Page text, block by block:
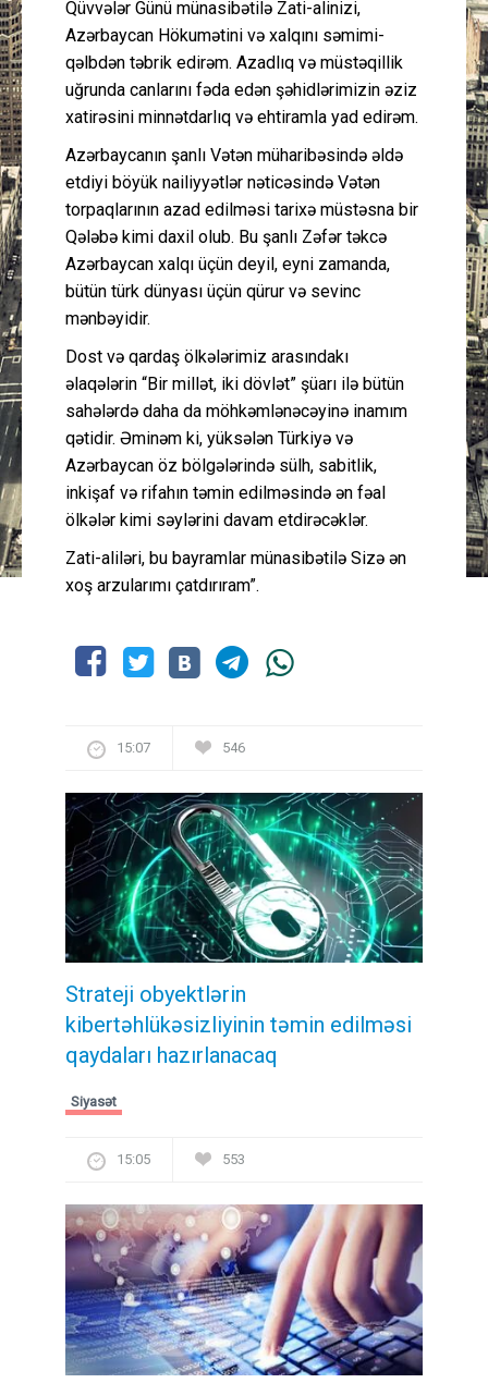
Qüvvələr Günü münasibətilə Zati-alinizi,
Azərbaycan Hökumətini və xalqını səmimi-
qəlbdən təbrik edirəm. Azadlıq və müstəqillik
uğrunda canlarını fəda edən şəhidlərimizin əziz
xatirəsini minnətdarlıq və ehtiramla yad edirəm.
Azərbaycanın şanlı Vətən müharibəsində əldə
etdiyi böyük nailiyyətlər nəticəsində Vətən
torpaqlarının azad edilməsi tarixə müstəsna bir
Qələbə kimi daxil olub. Bu şanlı Zəfər təkcə
Azərbaycan xalqı üçün deyil, eyni zamanda,
bütün türk dünyası üçün qürur və sevinc
mənbəyidir.
Dost və qardaş ölkələrimiz arasındakı
əlaqələrin “Bir millət, iki dövlət” şüarı ilə bütün
sahələrdə daha da möhkəmlənəcəyinə inamım
qətidir. Əminəm ki, yüksələn Türkiyə və
Azərbaycan öz bölgələrində sülh, sabitlik,
inkişaf və rifahın təmin edilməsində ən fəal
ölkələr kimi səylərini davam etdirəcəklər.
Zati-aliləri, bu bayramlar münasibətilə Sizə ən
xoş arzularımı çatdırıram”.
15:07 546
Strateji obyektlərin
kibertəhlükəsizliyinin təmin edilməsi
qaydaları hazırlanacaq
Siyasət
15:05 553